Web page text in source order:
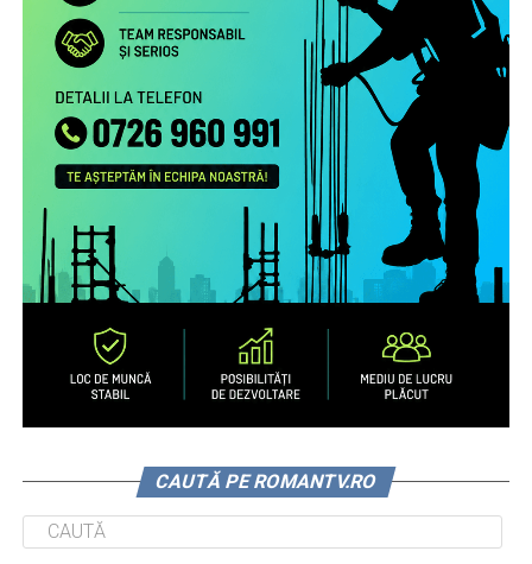
CAUTĂ PE ROMANTV.RO